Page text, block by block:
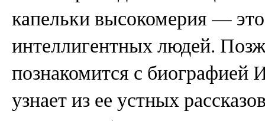
капельки высокомерия —
интеллигентных людей.
познакомится с
узнает из ее устных